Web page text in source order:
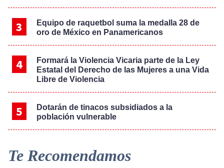
Equipo de raquetbol suma la medalla 28 de
oro de México en Panamericanos
Formará la Violencia Vicaria parte de la Ley
Estatal del Derecho de las Mujeres a una Vida
Libre de Violencia
Dotarán de tinacos subsidiados a la
población vulnerable
Te Recomendamos